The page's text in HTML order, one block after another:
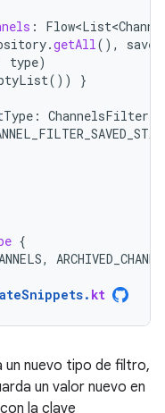
:
.getAll(),
type)
()) }
:
{
,
. kt
un nuevo tipo de filtro,
un valor nuevo en
la clave